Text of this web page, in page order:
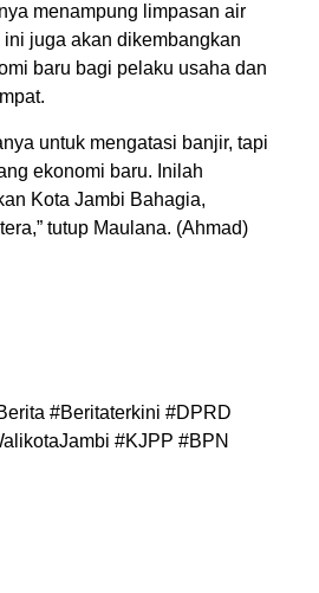
menampung limpasan air
juga akan dikembangkan
baru bagi pelaku usaha dan
untuk mengatasi banjir, tapi
ekonomi baru. Inilah
Kota Jambi Bahagia,
tutup Maulana. (Ahmad)
#Beritaterkini #DPRD
#KJPP #BPN